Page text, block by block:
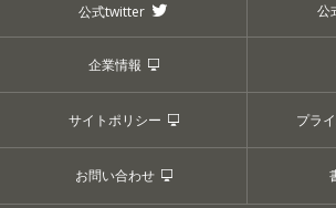
公式twitter 公
企業情報
サイトポリシー プラ
お問い合わせ